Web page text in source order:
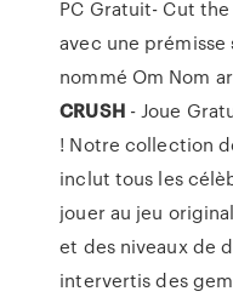
PC Gratuit- Cut
avec une
nommé Om Nom
CRUSH- Joue
! Notre collection
inclut tous les
jouer au jeu
et des niveaux de
intervertis des